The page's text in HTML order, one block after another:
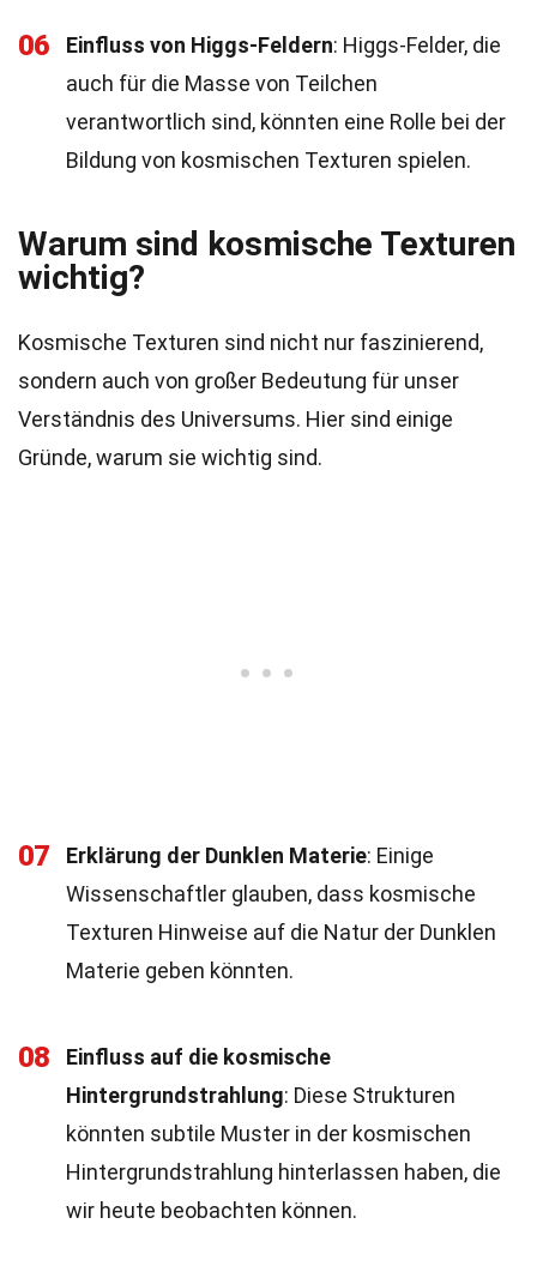
06 Einfluss von Higgs-Feldern: Higgs-Felder, die
auch für die Masse von Teilchen
verantwortlich sind, könnten eine Rolle bei der
Bildung von kosmischen Texturen spielen.
Warum sind kosmische Texturen
wichtig?
Kosmische Texturen sind nicht nur faszinierend,
sondern auch von großer Bedeutung für unser
Verständnis des Universums. Hier sind einige
Gründe, warum sie wichtig sind.
07 Erklärung der Dunklen Materie: Einige
Wissenschaftler glauben, dass kosmische
Texturen Hinweise auf die Natur der Dunklen
Materie geben könnten.
08
Einfluss auf die kosmische
Hintergrundstrahlung: Diese Strukturen
könnten subtile Muster in der kosmischen
Hintergrundstrahlung hinterlassen haben, die
wir heute beobachten können.